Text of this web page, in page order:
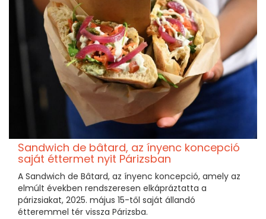
Sandwich de bâtard, az ínyenc koncepció
saját éttermet nyit Párizsban
A Sandwich de Bâtard, az ínyenc koncepció, amely az
elmúlt években rendszeresen elkápráztatta a
párizsiakat, 2025. május 15-től saját állandó
étteremmel tér vissza Párizsba.